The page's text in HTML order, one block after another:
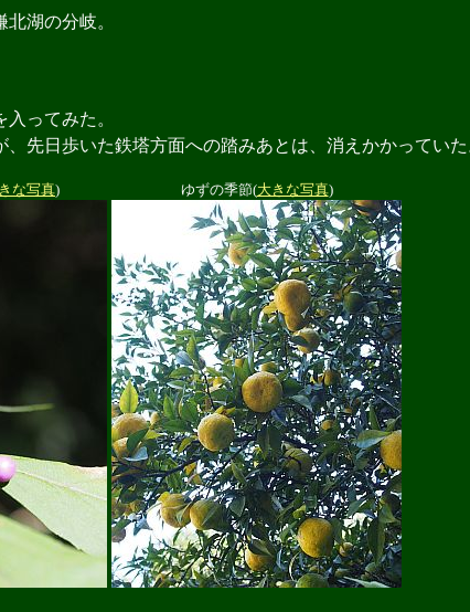
湖の分岐。
ってみた。
先日歩いた鉄塔方面への踏みあとは、消えかかっていた
な写真) ゆずの季節(大きな写真)